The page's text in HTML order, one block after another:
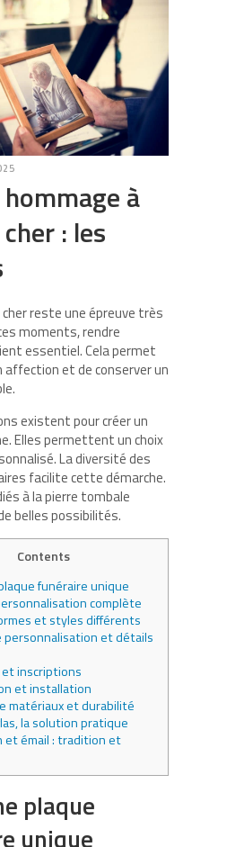
à
: les
reste une épreuve très
moments, rendre
essentiel. Cela permet
affection et de conserver un
existent pour créer un
Elles permettent un choix
La diversité des
facilite cette démarche.
à la pierre tombale
belles possibilités.
Contents
funéraire unique
complète
et styles différents
personnalisation et détails
inscriptions
et installation
matériaux et durabilité
la solution pratique
et émail : tradition et
plaque
unique